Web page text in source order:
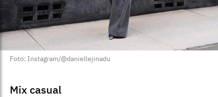
Foto: Instagram/@daniellejinadu
Mix casual